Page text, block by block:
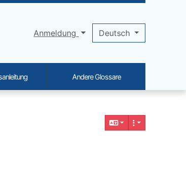
Anmeldung Deutsch
Andere Glossare